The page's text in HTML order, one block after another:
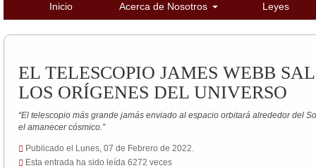
Inicio Acerca de Nosotros Leyes
EL TELESCOPIO JAMES WEBB
LOS ORÍGENES DEL UNIVERSO
“El telescopio más grande jamás enviado al espacio orbitará alrededor del
el amanecer cósmico.”
Publicado el Lunes, 07 de Febrero de 2022.
Esta entrada ha sido leída 6272 veces